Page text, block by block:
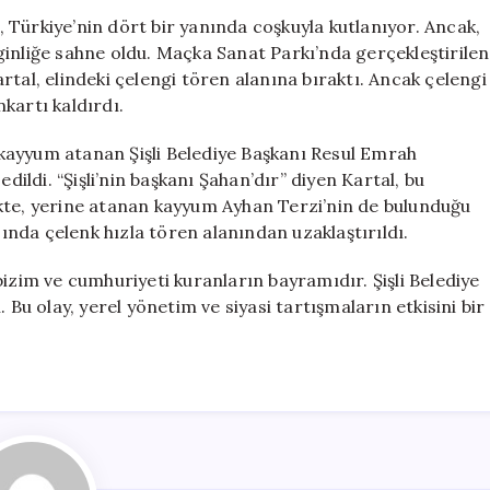
Gergin
Anlar:
Çelenk
Apar
için
Türkiye’nin dört bir yanında coşkuyla kutlanıyor. Ancak,
sahne oldu. Maçka Sanat Parkı’nda gerçekleştirilen
elindeki çelengi tören alanına bıraktı. Ancak çelengi
kaldırdı.
atanan Şişli Belediye Başkanı Resul Emrah
“Şişli’nin başkanı Şahan’dır” diyen Kartal, bu
yerine atanan kayyum Ayhan Terzi’nin de bulunduğu
çelenk hızla tören alanından uzaklaştırıldı.
ve cumhuriyeti kuranların bayramıdır. Şişli Belediye
Bu olay, yerel yönetim ve siyasi tartışmaların etkisini bir